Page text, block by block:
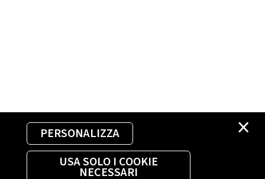
×
PERSONALIZZA
USA SOLO I COOKIE
NECESSARI